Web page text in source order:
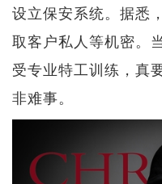
设立保安系统。据悉
取客户私人等机密。
受专业特工训练，真
非难事。